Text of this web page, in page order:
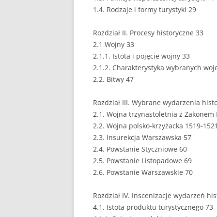
EUROPEISTYKA
FINANSE
GASTRONOMIA
HISTORIA
HOTELARSTWO
LOGISTYKA I
MARKETING
MARKETING
NIERUCHOMOŚCI
1.4. Rodzaje i formy turystyki 29
Rozdział II. Procesy historyczne 33
2.1 Wojny 33
2.1.1. Istota i pojęcie wojny 33
2.1.2. Charakterystyka wybranych
2.2. Bitwy 47
Rozdział III. Wybrane wydarzenia
2.1. Wojna trzynastoletnia z Zakonem
2.2. Wojna polsko-krzyżacka 1519-
2.3. Insurekcja Warszawska 57
2.4. Powstanie Styczniowe 60
2.5. Powstanie Listopadowe 69
2.6. Powstanie Warszawskie 70
Rozdział IV. Inscenizacje wydarzeń
4.1. Istota produktu turystycznego 73